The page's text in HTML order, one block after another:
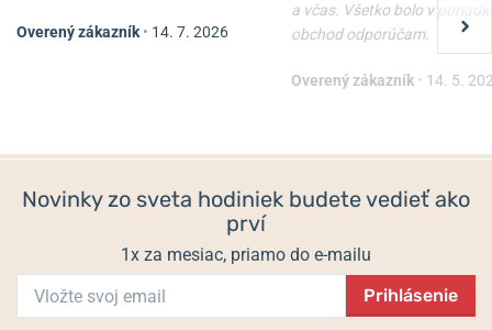
Naťahovač Wolf Cub 461103
Naťahovač Designhütte
Overený zákazník • 14. 7. 2026
a včas. Všetko bolo v
obchod odporúčam.
Overený zákazník • 14. 5.
Novinky zo sveta hodiniek budete vedieť ako
prví
1x za mesiac, priamo do e-mailu
Prihlásenie